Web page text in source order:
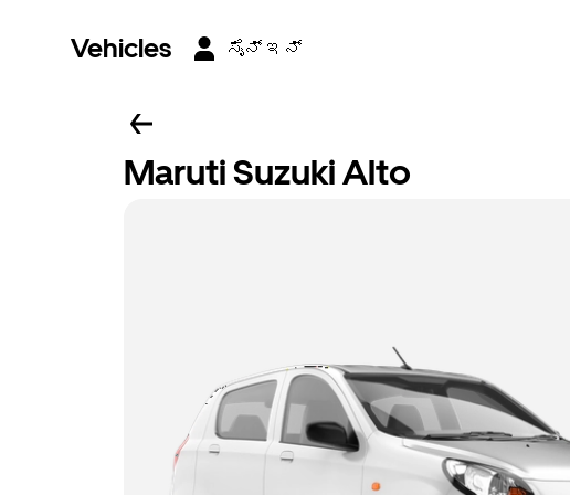
Vehicles ಸೈನ್ ಇನ್
Maruti Suzuki Alto